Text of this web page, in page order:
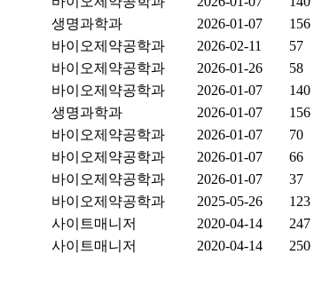
생명과학과 2026-01-07
156
바이오제약공학과 2026-02-11
57
바이오제약공학과 2026-01-26
58
바이오제약공학과 2026-01-07
140
생명과학과 2026-01-07
156
바이오제약공학과 2026-01-07
70
바이오제약공학과 2026-01-07
66
바이오제약공학과 2026-01-07
37
바이오제약공학과 2025-05-26
123
사이트매니저 2020-04-14
247
사이트매니저 2020-04-14
250